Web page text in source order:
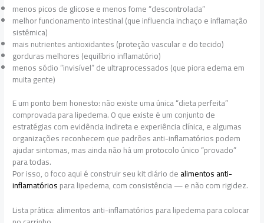
menos picos de glicose e menos fome “descontrolada”
melhor funcionamento intestinal (que influencia inchaço e inflamação
sistêmica)
mais nutrientes antioxidantes (proteção vascular e do tecido)
gorduras melhores (equilíbrio inflamatório)
menos sódio “invisível” de ultraprocessados (que piora edema em
muita gente)
E um ponto bem honesto: não existe uma única “dieta perfeita”
comprovada para lipedema. O que existe é um conjunto de
estratégias com evidência indireta e experiência clínica, e algumas
organizações reconhecem que padrões anti-inflamatórios podem
ajudar sintomas, mas ainda não há um protocolo único “provado”
para todas.
Por isso, o foco aqui é construir seu kit diário dealimentos anti-
inflamatóriospara lipedema, com consistência — e não com rigidez.
Lista prática: alimentos anti-inflamatórios para lipedema para colocar